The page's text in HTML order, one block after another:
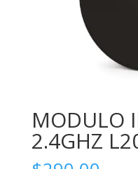
MODULO
2.4GHZ